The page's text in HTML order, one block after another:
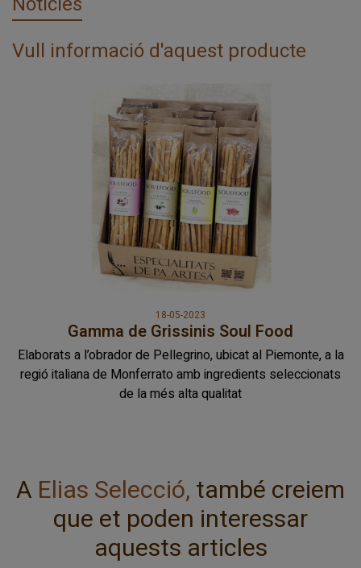
Vull informació d'aquest producte
18-05-2023
Gamma de Grissinis Soul Food
Elaborats a l’obrador de Pellegrino, ubicat al Piemonte, a la
regió italiana de Monferrato amb ingredients seleccionats
de la més alta qualitat
A Elias Selecció, també creiem
que et poden interessar
aquests articles